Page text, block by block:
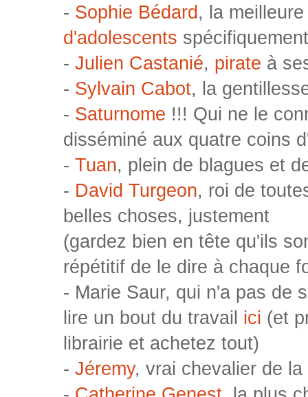
- Sophie Bédard , la
d'adolescents spécifiquement
- Julien Castanié, pirate à
- Sylvain Cabot, la
- Saturnome !!! Qui ne le
disséminé aux quatre coins
- Tuan, plein de blagues et
- David Turgeon, roi de
belles choses, justement
(gardez bien en tête qu'ils
répétitif de le dire à chaque
- Marie Saur, qui n'a pas de
lire un bout du travail ici (et
librairie et achetez tout)
- Jéremy, vrai chevalier de la